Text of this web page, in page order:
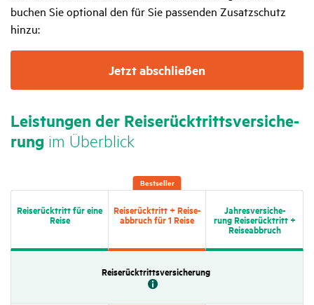
buchen Sie optional den für Sie passenden Zusatzschutz
hinzu:
Jetzt abschließen
Leis­tungen der Reise­rück­tritts­ver­si­che­
rung im Über­blick
Reise­rück­tritt für eine
Reise
Best­seller
Reise­rück­tritt + Reise­
ab­bruch für 1 Reise
Jahres­ver­si­che­
rung Reise­rück­tritt +
Reise­ab­bruch
Reise­rück­tritts­ver­si­che­rung